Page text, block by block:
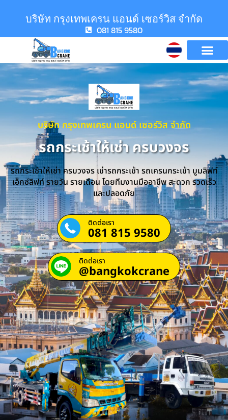
บริษัท กรุงเทพเครน แอนด์ เซอร์วิส จำกัด
081 815 9580
บริษัท กรุงเทพเครน แอนด์ เซอร์วิส จำกัด
รถกระเช้าให้เช่า ครบวงจร
รถกระเช้าให้เช่า ครบวงจร เช่ารถกระเช้า รถเครนกระเช้า บูมลิฟท์
เอ็กซ์ลิฟท์ รายวัน รายเดือน โดยทีมงานมืออาชีพ สะดวก รวดเร็ว
และปลอดภัย
ติดต่อเรา
081 815 9580
ติดต่อเรา
@bangkokcrane